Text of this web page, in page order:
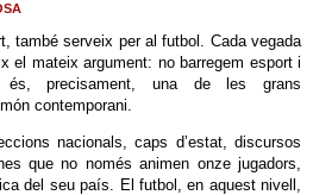
també serveix per al futbol. Cada vegada
el mateix argument: no barregem esport i
precisament, una de les grans
contemporani.
nacionals, caps d’estat, discursos
que no només animen onze jugadors,
del seu país. El futbol, en aquest nivell,